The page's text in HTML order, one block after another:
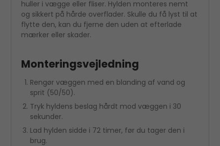
huller i vægge eller fliser. Hylden monteres nemt
og sikkert på hårde overflader. Skulle du få lyst til at
flytte den, kan du fjerne den uden at efterlade
mærker eller skader.
Monteringsvejledning
Rengør væggen med en blanding af vand og
sprit (50/50).
Tryk hyldens beslag hårdt mod væggen i 30
sekunder.
Lad hylden sidde i 72 timer, før du tager den i
brug.